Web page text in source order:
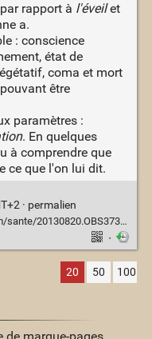
rapport à l'éveilet
a.
: conscience
état de
coma et mort
être
paramètres :
. En quelques
à comprendre que
ce que l'on lui dit.
· permalien
d-un-coma-directement-dans-le-cerveau.html
·
20 50 100